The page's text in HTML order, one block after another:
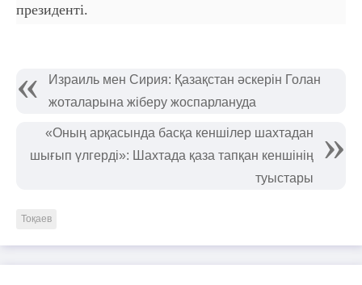
президенті.
Израиль мен Сирия: Қазақстан әскерін Голан
жоталарына жіберу жоспарлануда
«Оның арқасында басқа кеншілер шахтадан
шығып үлгерді»: Шахтада қаза тапқан кеншінің
туыстары
Тоқаев